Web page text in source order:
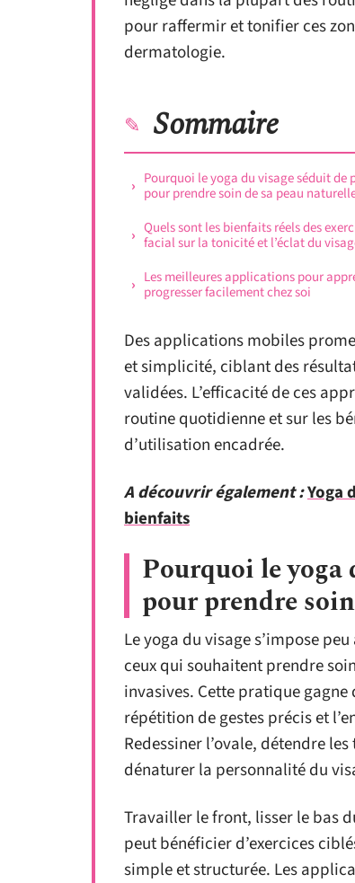
pour raffermir et tonifier ces
dermatologie.
Sommaire
Pourquoi le yoga du visage séduit de
pour prendre soin de sa peau
Quels sont les bienfaits réels des
facial sur la tonicité et l’éclat du
Les meilleures applications pour
progresser facilement chez soi
Des applications mobiles
et simplicité, ciblant des
validées. L’efficacité de ces
routine quotidienne et sur les
d’utilisation encadrée.
A découvrir également :Yoga
bienfaits
Pourquoi le yoga
pour prendre
Le yoga du visage s’impose
ceux qui souhaitent prendre
invasives. Cette pratique
répétition de gestes précis et
Redessiner l’ovale, détendre
dénaturer la personnalité du
Travailler le front, lisser le bas
peut bénéficier d’exercices
simple et structurée. Les